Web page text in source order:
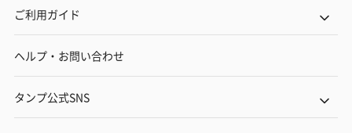
ご利用ガイド
ヘルプ・お問い合わせ
タンプ公式SNS